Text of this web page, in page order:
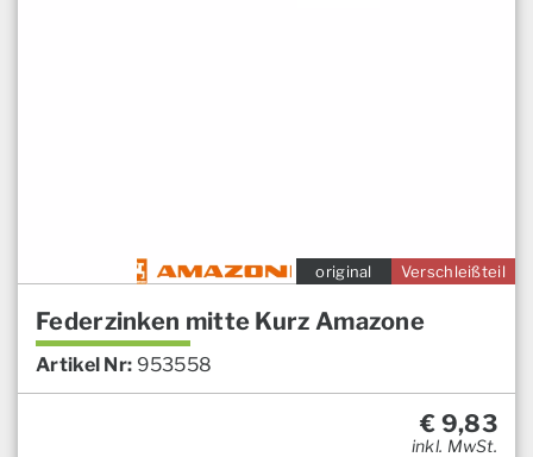
Verschleißteil
original
Federzinken mitte Kurz Amazone
Artikel Nr: 953558
€ 9,83
inkl. MwSt.